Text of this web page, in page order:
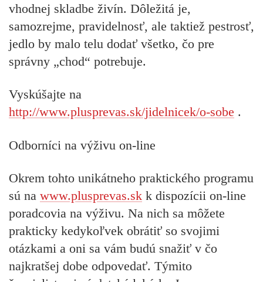
vhodnej skladbe živín. Dôležitá je,
samozrejme, pravidelnosť, ale taktiež pestrosť,
jedlo by malo telu dodať všetko, čo pre
správny „chod“ potrebuje.
Vyskúšajte na
http://www.plusprevas.sk/jidelnicek/o-sobe .
Odborníci na výživu on-line
Okrem tohto unikátneho praktického programu
sú na www.plusprevas.sk k dispozícii on-line
poradcovia na výživu. Na nich sa môžete
prakticky kedykoľvek obrátiť so svojimi
otázkami a oni sa vám budú snažiť v čo
najkratšej dobe odpovedať. Týmito